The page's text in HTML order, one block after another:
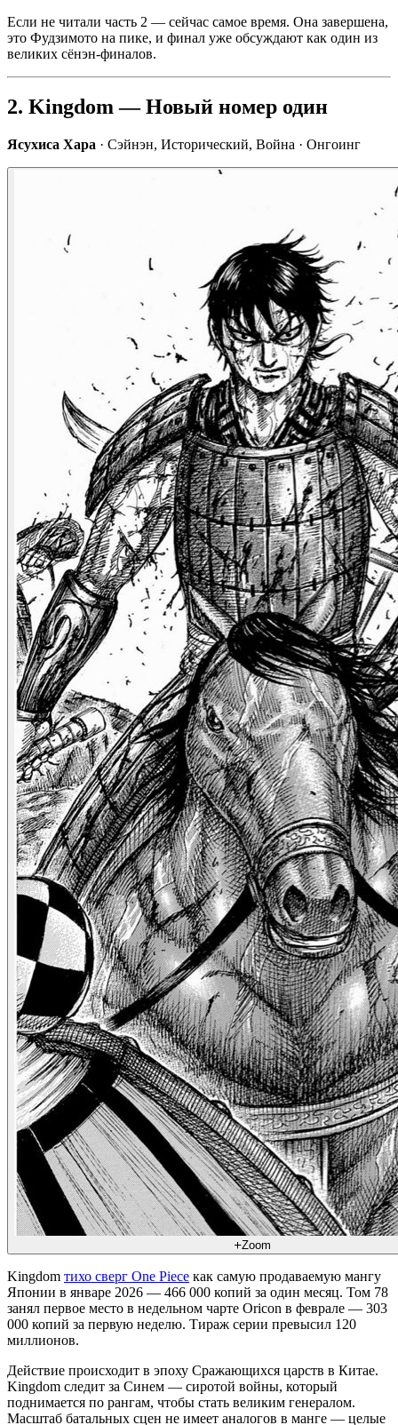
Если не читали часть 2 — сейчас самое время. Она завершена,
это Фудзимото на пике, и финал уже обсуждают как один из
великих сёнэн-финалов.
2. Kingdom — Новый номер один
Ясухиса Хара · Сэйнэн, Исторический, Война · Онгоинг
Zoom
Kingdom тихо сверг One Piece как самую продаваемую мангу
Японии в январе 2026 — 466 000 копий за один месяц. Том 78
занял первое место в недельном чарте Oricon в феврале — 303
000 копий за первую неделю. Тираж серии превысил 120
миллионов.
Действие происходит в эпоху Сражающихся царств в Китае.
Kingdom следит за Синем — сиротой войны, который
поднимается по рангам, чтобы стать великим генералом.
Масштаб батальных сцен не имеет аналогов в манге — целые